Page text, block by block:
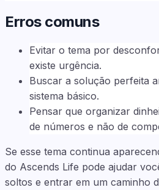
Erros comuns
Evitar o tema por
existe urgência.
Buscar a solução perfeita
sistema básico.
Pensar que organizar
de números e não de
Se esse tema continua
do Ascends Life pode ajudar
soltos e entrar em um caminho